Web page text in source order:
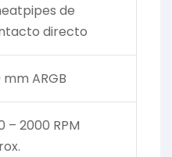
de
directo
mm ARGB
– 2000 RPM